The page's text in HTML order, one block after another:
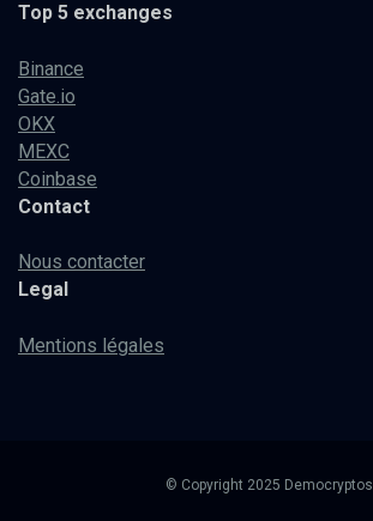
Top 5 exchanges
Binance
Gate.io
OKX
MEXC
Coinbase
Contact
Nous contacter
Legal
Mentions légales
© Copyright 2025 Democryptos